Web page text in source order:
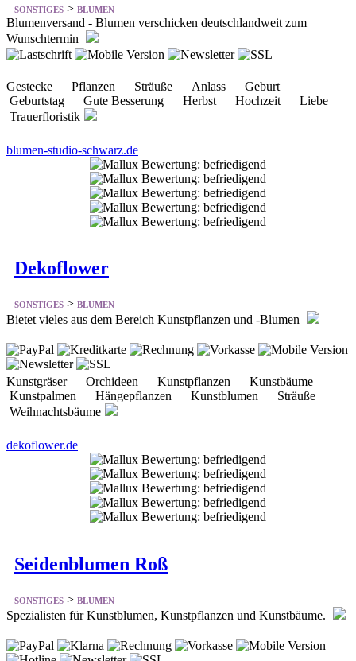
SONSTIGES > BLUMEN
Blumenversand - Blumen verschicken deutschlandweit zum
Wunschtermin
Gestecke Pflanzen Sträuße Anlass Geburt
Geburtstag Gute Besserung Herbst Hochzeit Liebe
Trauerfloristik
blumen-studio-schwarz.de
Dekoflower
SONSTIGES > BLUMEN
Bietet vieles aus dem Bereich Kunstpflanzen und -Blumen
Kunstgräser Orchideen Kunstpflanzen Kunstbäume
Kunstpalmen Hängepflanzen Kunstblumen Sträuße
Weihnachtsbäume
dekoflower.de
Seidenblumen Roß
SONSTIGES > BLUMEN
Spezialisten für Kunstblumen, Kunstpflanzen und Kunstbäume.